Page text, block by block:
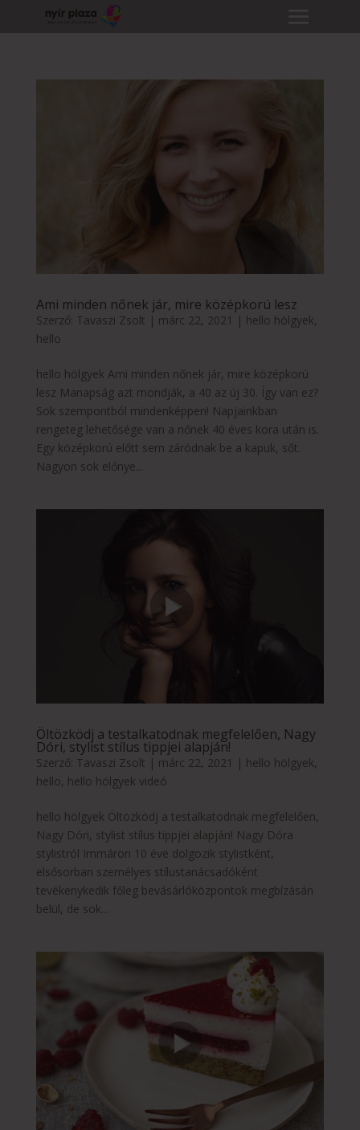
Ami minden nőnek jár, mire középkorú lesz
Szerző: Tavaszi Zsolt | márc 22, 2021 | hello hölgyek,
hello
hello hölgyek Ami minden nőnek jár, mire középkorú
lesz Manapság azt mondják, a 40 az új 30. Így van ez?
Sok szempontból mindenképpen! Napjainkban
rengeteg lehetősége van a nőnek 40 éves kora után is.
Egy középkorú előtt sem záródnak be a kapuk, sőt.
Nagyon sok előnye...
Öltözködj a testalkatodnak megfelelően, Nagy
Dóri, stylist stílus tippjei alapján!
Szerző: Tavaszi Zsolt | márc 22, 2021 | hello hölgyek,
hello, hello hölgyek videó
hello hölgyek Öltözködj a testalkatodnak megfelelően,
Nagy Dóri, stylist stílus tippjei alapján! Nagy Dóra
stylistról Immáron 10 éve dolgozik stylistként,
elsősorban személyes stílustanácsadóként
tevékenykedik főleg bevásárlóközpontok megbízásán
belül, de sok...